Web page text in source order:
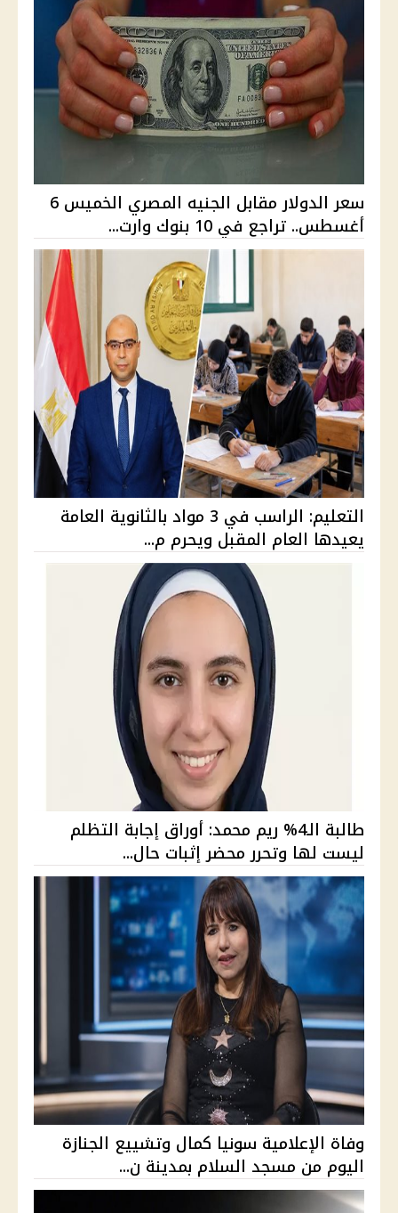
سعر الدولار مقابل الجنيه المصري الخميس 6
أغسطس.. تراجع في 10 بنوك وارت...
التعليم: الراسب في 3 مواد بالثانوية العامة
يعيدها العام المقبل ويحرم م...
طالبة الـ4% ريم محمد: أوراق إجابة التظلم
ليست لها وتحرر محضر إثبات حال...
وفاة الإعلامية سونيا كمال وتشييع الجنازة
اليوم من مسجد السلام بمدينة ن...